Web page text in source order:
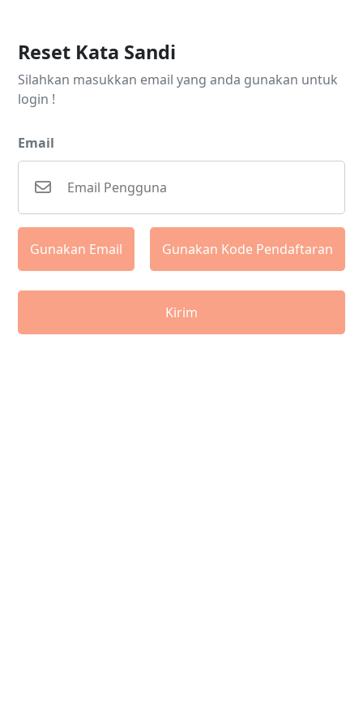
Reset Kata Sandi
Silahkan masukkan email yang anda gunakan untuk
login !
Email
Gunakan Email Gunakan Kode Pendaftaran
Kirim